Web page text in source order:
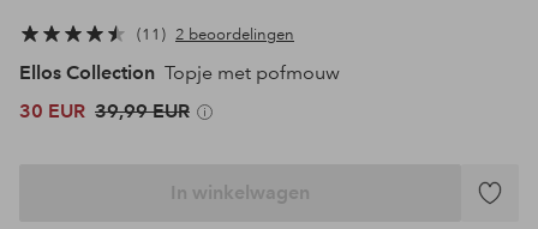
11 2 beoordelingen
Ellos Collection Topje met pofmouw
30 EUR 39,99 EUR
In winkelwagen